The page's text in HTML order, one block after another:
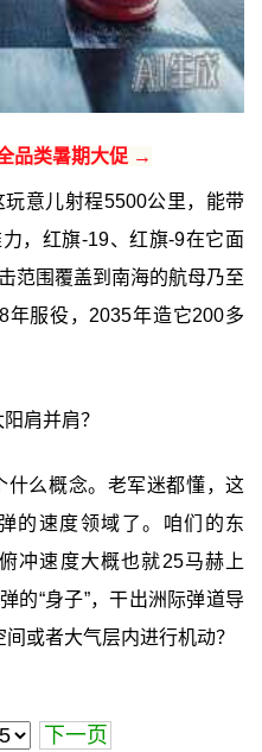
品类暑期大促 →
意儿射程5500公里，能带
，红旗-19、红旗-9在它面
范围覆盖到南海的航母乃至
年服役，2035年造它200多
肩并肩？
什么概念。老军迷都懂，这
的速度领域了。咱们的东
冲速度大概也就25马赫上
的“身子”，干出洲际弹道导
或者大气层内进行机动？
下一页